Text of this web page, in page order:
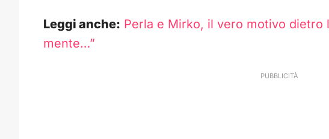
Leggi anche: Perla e Mirko, il vero motivo dietro
mente…”